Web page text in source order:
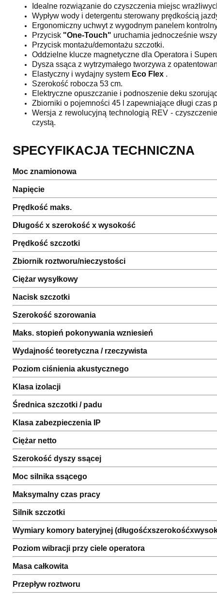
Idealne rozwiązanie do czyszczenia miejsc
Wypływ wody i detergentu sterowany prędkością
Ergonomiczny uchwyt z wygodnym panelem
Przycisk "One-Touch" uruchamia jednocześnie
Przycisk montażu/demontażu szczotki.
Oddzielne klucze magnetyczne dla Operatora i
Dysza ssąca z wytrzymałego tworzywa z
Elastyczny i wydajny system Eco Flex .
Szerokość robocza 53 cm.
Elektryczne opuszczanie i podnoszenie deku
Zbiorniki o pojemności 45 l zapewniające długi czas
Wersja z rewolucyjną technologią REV -
czystą.
SPECYFIKACJA TECHNICZNA
Moc znamionowa
Napięcie
Prędkość maks.
Długość x szerokość x wysokość
Prędkość szczotki
Zbiornik roztworu/nieczystości
Ciężar wysyłkowy
Nacisk szczotki
Szerokość szorowania
Maks. stopień pokonywania wzniesień
Wydajność teoretyczna / rzeczywista
Poziom ciśnienia akustycznego
Klasa izolacji
Średnica szczotki / padu
Klasa zabezpieczenia IP
Ciężar netto
Szerokość dyszy ssącej
Moc silnika ssącego
Maksymalny czas pracy
Silnik szczotki
Wymiary komory bateryjnej
Poziom wibracji przy ciele operatora
Masa całkowita
Przepływ roztworu